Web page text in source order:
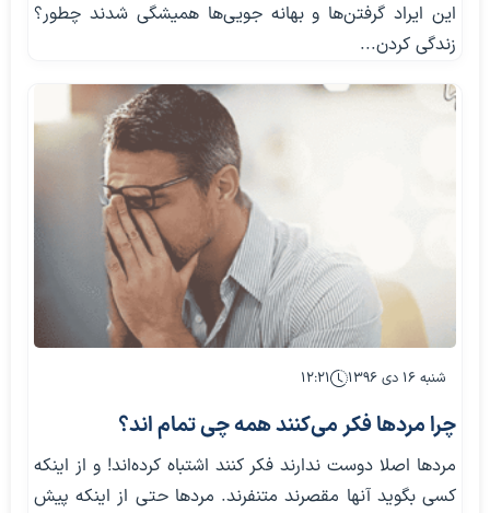
این ایراد گرفتن‌ها و بهانه جویی‌ها همیشگی شدند چطور؟
زندگی کردن...
شنبه ۱۶ دی ۱۳۹۶ ۱۲:۲۱
چرا مردها فکر می‌کنند همه چی تمام اند؟
مردها اصلا دوست ندارند فکر کنند اشتباه کرده‌اند! و از اینکه
کسی بگوید آنها مقصرند متنفرند. مردها حتی از اینکه پیش